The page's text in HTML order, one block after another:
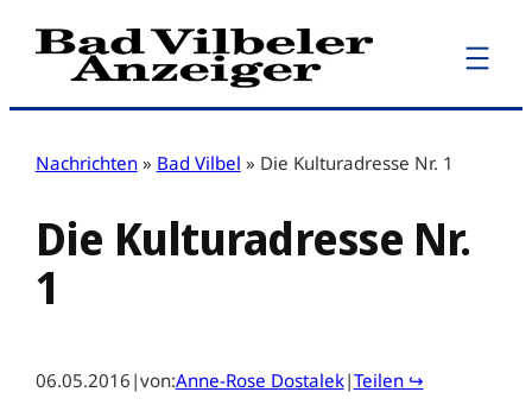
Zum
Inhalt
Nachrichten » Bad Vilbel » Die Kulturadresse Nr. 1
Die Kulturadresse Nr.
1
06.05.2016 |von:Anne-Rose Dostalek|Teilen ↪